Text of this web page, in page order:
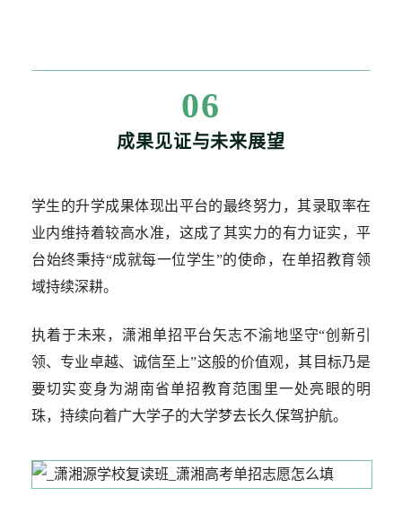
06
成果见证与未来展望
学生的升学成果体现出平台的最终努力，其录取率在
业内维持着较高水准，这成了其实力的有力证实，平
台始终秉持“成就每一位学生”的使命，在单招教育领
域持续深耕。
执着于未来，潇湘单招平台矢志不渝地坚守“创新引
领、专业卓越、诚信至上”这般的价值观，其目标乃是
要切实变身为湖南省单招教育范围里一处亮眼的明
珠，持续向着广大学子的大学梦去长久保驾护航。